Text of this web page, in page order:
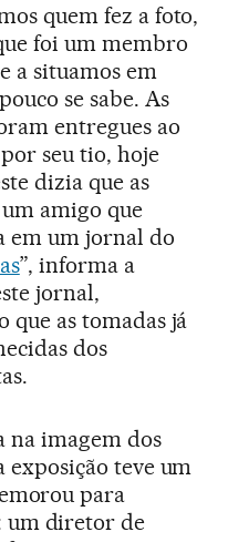
quem fez a foto,
foi um membro
a situamos em
se sabe. As
entregues ao
seu tio, hoje
dizia que as
amigo que
em um jornal do
”, informa a
jornal,
que as tomadas já
dos
na imagem dos
exposição teve um
para
um diretor de